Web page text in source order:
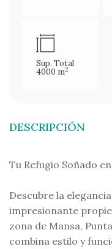
Sup. Total
4000 m2
DESCRIPCIÓN
Tu Refugio Soñado
Descubre la
impresionante
zona de Mansa,
combina estilo y